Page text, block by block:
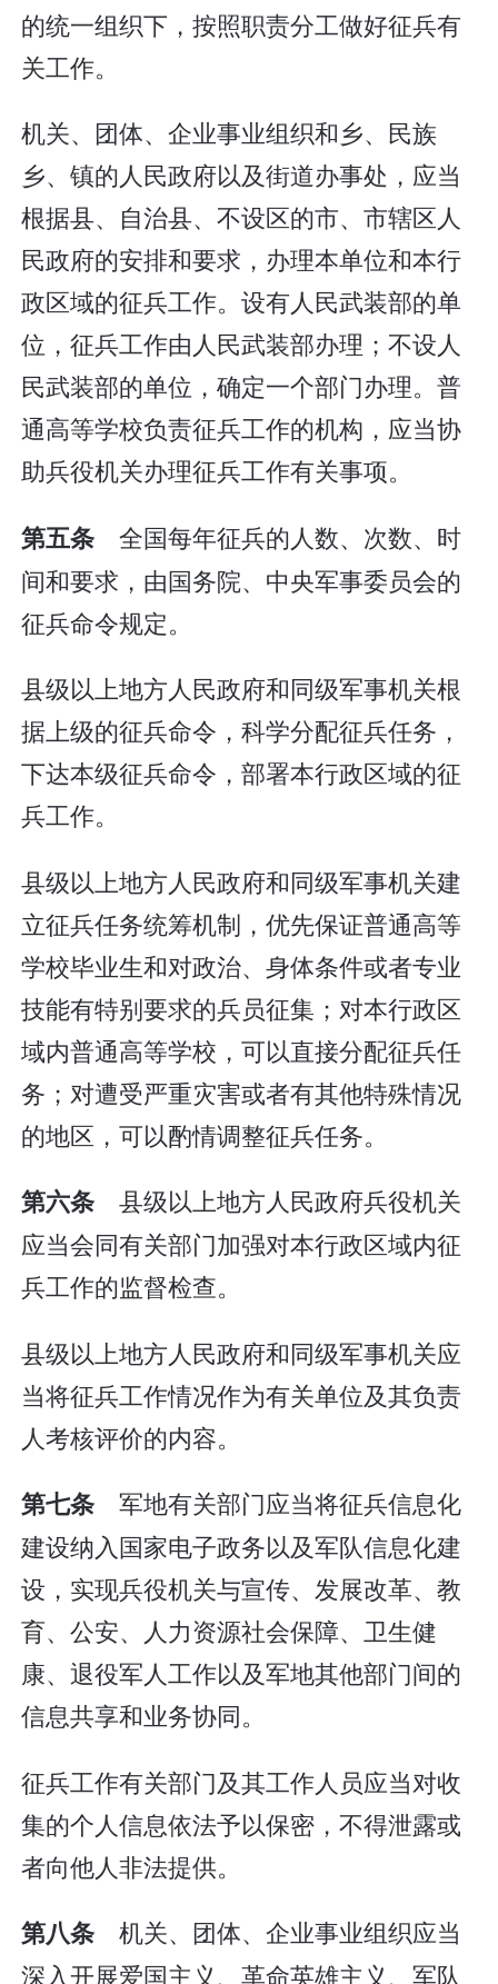
的统一组织下，按照职责分工做好征兵有
关工作。
机关、团体、企业事业组织和乡、民族
乡、镇的人民政府以及街道办事处，应当
根据县、自治县、不设区的市、市辖区人
民政府的安排和要求，办理本单位和本行
政区域的征兵工作。设有人民武装部的单
位，征兵工作由人民武装部办理；不设人
民武装部的单位，确定一个部门办理。普
通高等学校负责征兵工作的机构，应当协
助兵役机关办理征兵工作有关事项。
第五条 全国每年征兵的人数、次数、时
间和要求，由国务院、中央军事委员会的
征兵命令规定。
县级以上地方人民政府和同级军事机关根
据上级的征兵命令，科学分配征兵任务，
下达本级征兵命令，部署本行政区域的征
兵工作。
县级以上地方人民政府和同级军事机关建
立征兵任务统筹机制，优先保证普通高等
学校毕业生和对政治、身体条件或者专业
技能有特别要求的兵员征集；对本行政区
域内普通高等学校，可以直接分配征兵任
务；对遭受严重灾害或者有其他特殊情况
的地区，可以酌情调整征兵任务。
第六条 县级以上地方人民政府兵役机关
应当会同有关部门加强对本行政区域内征
兵工作的监督检查。
县级以上地方人民政府和同级军事机关应
当将征兵工作情况作为有关单位及其负责
人考核评价的内容。
第七条 军地有关部门应当将征兵信息化
建设纳入国家电子政务以及军队信息化建
设，实现兵役机关与宣传、发展改革、教
育、公安、人力资源社会保障、卫生健
康、退役军人工作以及军地其他部门间的
信息共享和业务协同。
征兵工作有关部门及其工作人员应当对收
集的个人信息依法予以保密，不得泄露或
者向他人非法提供。
第八条 机关、团体、企业事业组织应当
深入开展爱国主义、革命英雄主义、军队